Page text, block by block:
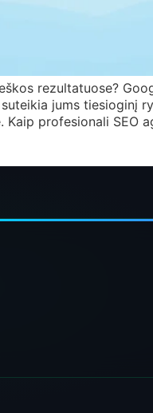
rezultatuose?
jums tiesioginį
profesionali SEO